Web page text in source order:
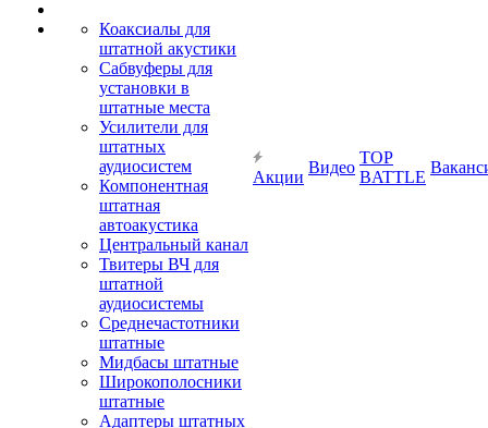
Коаксиалы для
штатной акустики
Сабвуферы для
установки в
штатные места
Усилители для
штатных
аудиосистем
Компонентная
штатная
автоакустика
Центральный канал
Твитеры ВЧ для
штатной
аудиосистемы
Среднечастотники
штатные
Мидбасы штатные
Широкополосники
штатные
Адаптеры штатных
Акции
Видео
TOP
BATTLE